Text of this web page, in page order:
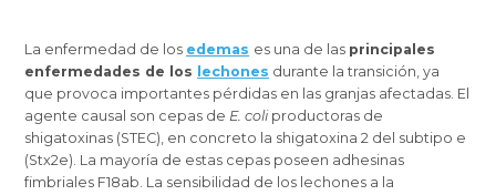
La enfermedad de los edemas es una de las principales
enfermedades de los
lechones durante la transición, ya
que provoca importantes pérdidas en las granjas afectadas. El
agente causal son cepas de E. coliproductoras de
shigatoxinas (STEC), en concreto la shigatoxina 2 del subtipo e
(Stx2e). La mayoría de estas cepas poseen adhesinas
fimbriales F18ab. La sensibilidad de los lechones a la